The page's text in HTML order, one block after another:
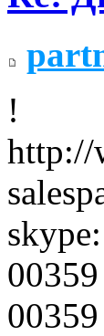
!
http://